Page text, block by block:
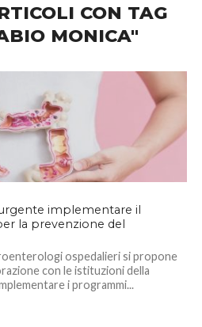
CON TAG
MONICA"
implementare il
la prevenzione del
ospedalieri si propone
con le istituzioni della
i programmi...